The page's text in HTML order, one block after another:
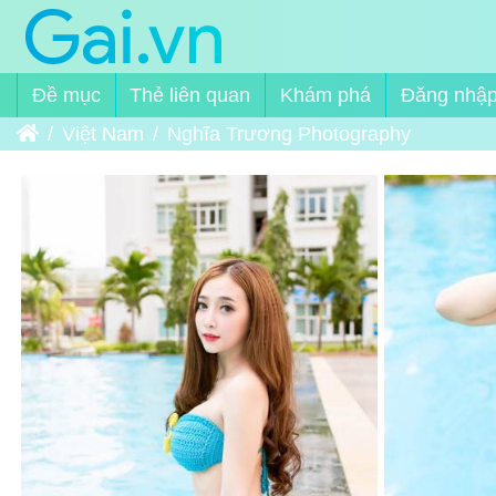
Đề mục Thẻ liên quan Khám phá
Đăng
Trang chủ
Việt Nam Nghĩa Trương Photography